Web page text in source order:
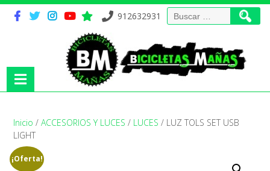
912632931 Buscar:
Inicio /ACCESORIOS Y LUCES / LUCES / LUZ TOLS SET USB
LIGHT
¡Oferta!